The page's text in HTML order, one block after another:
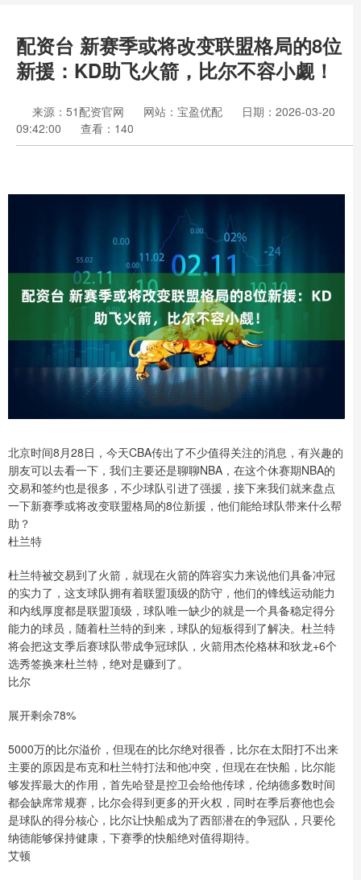
配资台 新赛季或将改变联盟格局的8位
新援：KD助飞火箭，比尔不容小觑！
来源：51配资官网 网站：宝盈优配
日期：2026-03-20
09:42:00
查看：140
北京时间8月28日，今天CBA传出了不少值得关注的消息，有兴趣的
朋友可以去看一下，我们主要还是聊聊NBA，在这个休赛期NBA的
交易和签约也是很多，不少球队引进了强援，接下来我们就来盘点
一下新赛季或将改变联盟格局的8位新援，他们能给球队带来什么帮
助？
杜兰特
杜兰特被交易到了火箭，就现在火箭的阵容实力来说他们具备冲冠
的实力了，这支球队拥有着联盟顶级的防守，他们的锋线运动能力
和内线厚度都是联盟顶级，球队唯一缺少的就是一个具备稳定得分
能力的球员，随着杜兰特的到来，球队的短板得到了解决。杜兰特
将会把这支季后赛球队带成争冠球队，火箭用杰伦格林和狄龙+6个
选秀签换来杜兰特，绝对是赚到了。
比尔
展开剩余78%
5000万的比尔溢价，但现在的比尔绝对很香，比尔在太阳打不出来
主要的原因是布克和杜兰特打法和他冲突，但现在在快船，比尔能
够发挥最大的作用，首先哈登是控卫会给他传球，伦纳德多数时间
都会缺席常规赛，比尔会得到更多的开火权，同时在季后赛他也会
是球队的得分核心，比尔让快船成为了西部潜在的争冠队，只要伦
纳德能够保持健康，下赛季的快船绝对值得期待。
艾顿